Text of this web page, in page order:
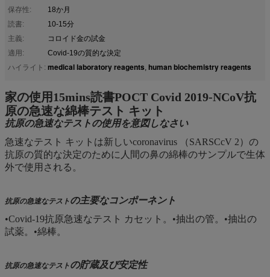
保存性:
18か月
読書:
10-15分
主義:
コロイド金の試金
適用:
Covid-19の質的な決定
ハイライト: medical laboratory reagents, human biochemistry reagents
家の使用15mins読書POCT Covid 2019-NCoV抗
原の急速な綿棒テスト キット
抗原の急速なテストの使用を意図しなさい
急速なテスト キットは新しいcoronavirus （SARSCcV 2）の
抗原の質的な決定のために人間の鼻の綿棒のサンプルで生体
外で使用される。
抗原の急速なテストの主要なコンポーネント
•Covid-19抗原急速なテスト カセット。•抽出の管。•抽出の
試薬。•綿棒。
抗原の急速なテストの貯蔵及び安定性